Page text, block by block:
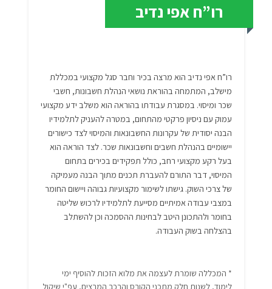
רו”ח אפי נדיב
רו”ח אפי נדיב הוא מרצה בכיר וחבר סגל מקצועי במכללת
מישלב, המתמחה בהוראת נושאי הנהלת חשבונות, חשבי
שכר ומיסוי. במסגרת עבודתו בהוראה הוא משלב ידע מקצועי
עמוק עם ניסיון פרקטי מהתחום, במטרה להעניק לתלמידיו
הבנה יסודית של עקרונות החשבונאות והמיסוי לצד כישורים
יישומיים בהנהלת חשבים וחשבונאות שכר. לצד הוראה הוא
בעל רקע מקצועי רחב, כולל תפקידים בכירים בתחום
המיסוי, דבר התורם להעברת תכנים מתוך הבנה מעמיקה
של צרכי השוק. גישתו לשימור מקצועיות גבוהה ויישום החומר
במצבי עבודה אמיתיים מסייעת לתלמידיו לרכוש שליטה
בחומר ולהתכונן היטב לבחינות ההסמכה וכן להשתלב
בהצלחה בשוק העבודה.
* המכללה שומרת לעצמה את מלוא הזכות להוסיף ימי
לימוד, לשנות חלק מתכני הקורס והרכב המרצים, עפ"י שיקול